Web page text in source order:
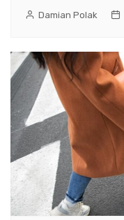
Damian Polak